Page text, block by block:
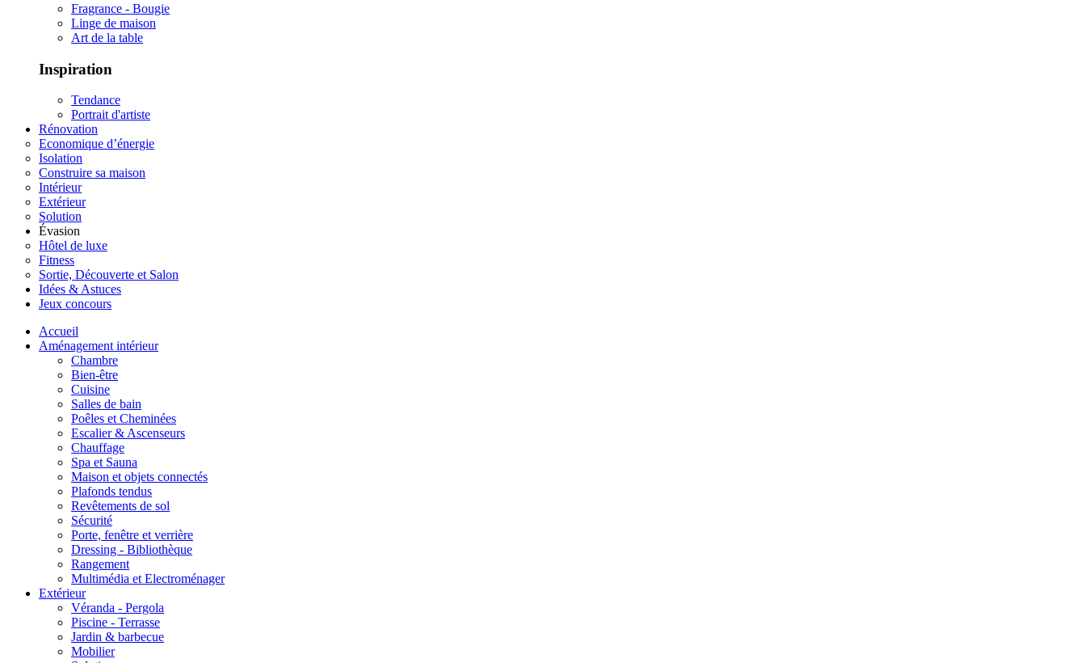
Fragrance - Bougie
Linge de maison
Art de la table
Inspiration
Tendance
Portrait d'artiste
Rénovation
Economique d’énergie
Isolation
Construire sa maison
Intérieur
Extérieur
Solution
Évasion
Hôtel de luxe
Fitness
Sortie, Découverte et Salon
Idées & Astuces
Jeux concours
Accueil
Aménagement intérieur
Chambre
Bien-être
Cuisine
Salles de bain
Poêles et Cheminées
Escalier & Ascenseurs
Chauffage
Spa et Sauna
Maison et objets connectés
Plafonds tendus
Revêtements de sol
Sécurité
Porte, fenêtre et verrière
Dressing - Bibliothèque
Rangement
Multimédia et Electroménager
Extérieur
Véranda - Pergola
Piscine - Terrasse
Jardin & barbecue
Mobilier